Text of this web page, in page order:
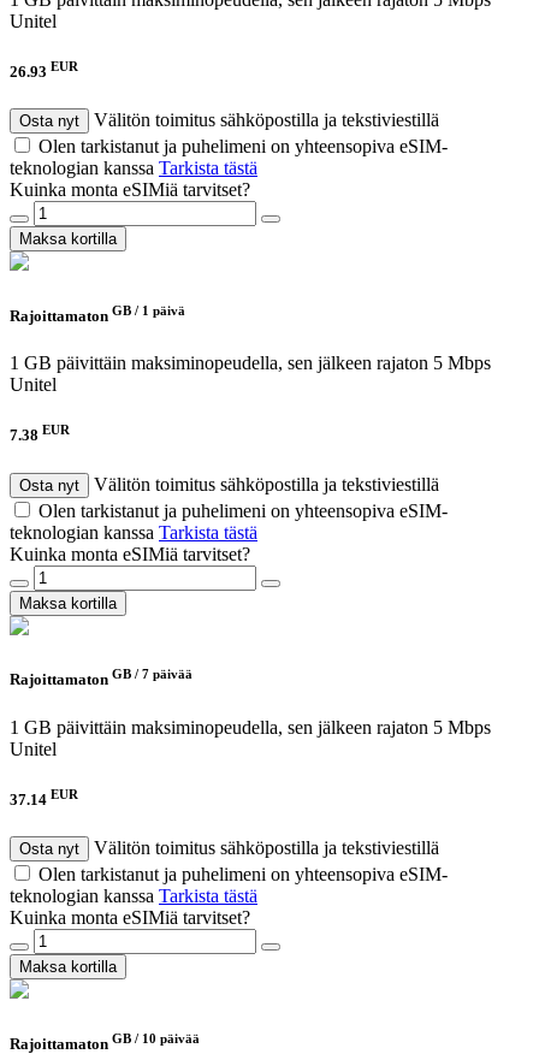
Unitel
26.93 EUR
Osta nyt
Välitön toimitus sähköpostilla ja tekstiviestillä
Olen tarkistanut ja puhelimeni on yhteensopiva eSIM-
teknologian kanssa Tarkista tästä
Kuinka monta eSIMiä tarvitset?
Maksa kortilla
Rajoittamaton GB / 1 päivä
1 GB päivittäin maksiminopeudella, sen jälkeen rajaton 5 Mbps
Unitel
7.38 EUR
Osta nyt
Välitön toimitus sähköpostilla ja tekstiviestillä
Olen tarkistanut ja puhelimeni on yhteensopiva eSIM-
teknologian kanssa Tarkista tästä
Kuinka monta eSIMiä tarvitset?
Maksa kortilla
Rajoittamaton GB / 7 päivää
1 GB päivittäin maksiminopeudella, sen jälkeen rajaton 5 Mbps
Unitel
37.14 EUR
Osta nyt
Välitön toimitus sähköpostilla ja tekstiviestillä
Olen tarkistanut ja puhelimeni on yhteensopiva eSIM-
teknologian kanssa Tarkista tästä
Kuinka monta eSIMiä tarvitset?
Maksa kortilla
Rajoittamaton GB / 10 päivää